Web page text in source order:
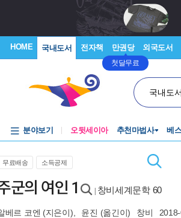
HOME 국내도서 전자책 만권당
첫달무료
외국도서
국내도
분야보기 오뒷세이아 추천마법사 베
무료배송 소득공제
군의 여인 1 창비세계문학 60
베르 코엔 (지은이), 윤진 (옮긴이) 창비